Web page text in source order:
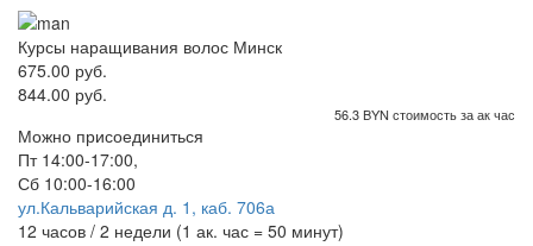
Курсы наращивания волос Минск
675.00 руб.
844.00 руб.
56.3 BYN стоимость за ак час
Можно присоединиться
Пт 14:00-17:00,
Сб 10:00-16:00
ул.Кальварийская д. 1, каб. 706а
12 часов / 2 недели (1 ак. час = 50 минут)